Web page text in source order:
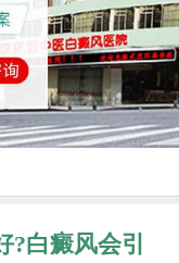
白癜风会引